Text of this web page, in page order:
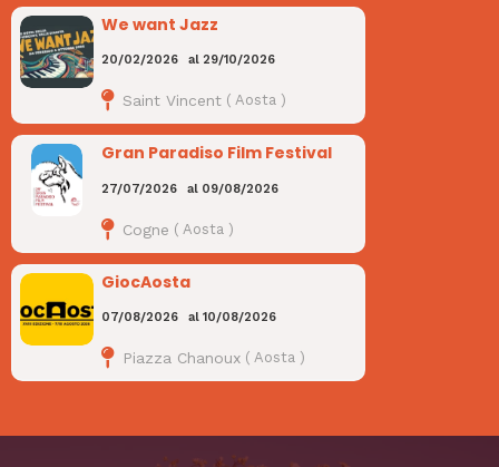
We want Jazz
20/02/2026 al 29/10/2026
Saint Vincent (Aosta )
Gran Paradiso Film Festival
27/07/2026 al 09/08/2026
Cogne ( Aosta )
GiocAosta
07/08/2026 al10/08/2026
Piazza Chanoux (Aosta )